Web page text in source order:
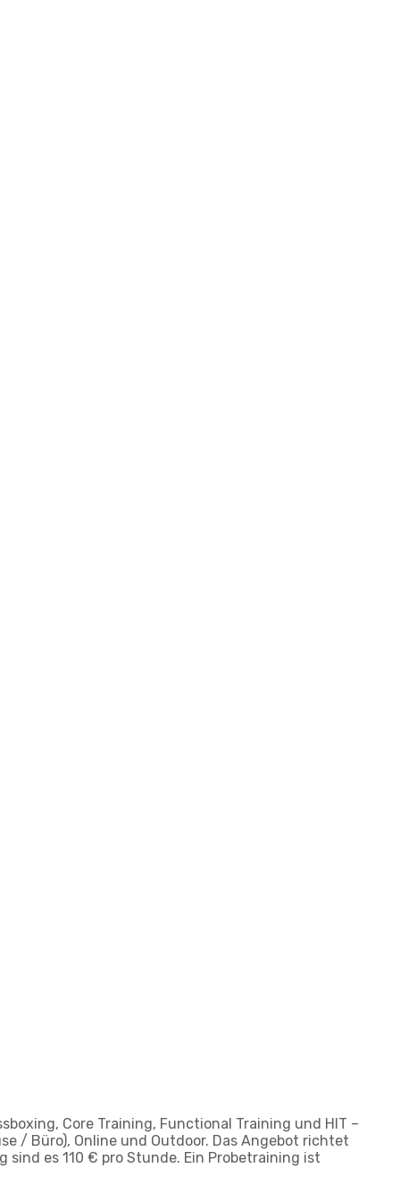
Core Training, Functional Training und HIT –
/ Büro), Online und Outdoor. Das Angebot richtet
es 110 € pro Stunde. Ein Probetraining ist